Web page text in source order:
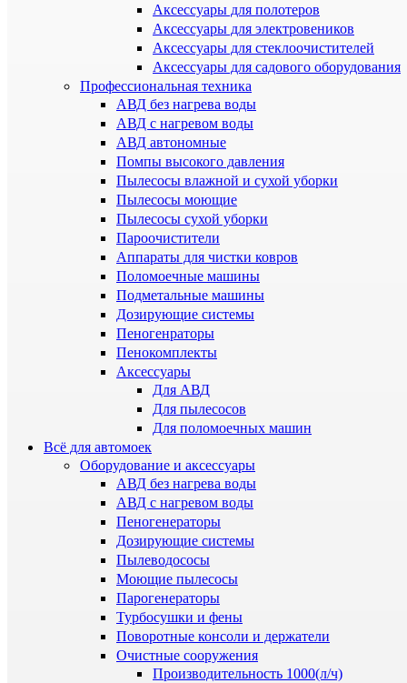
Аксессуары для полотеров
Аксессуары для электровеников
Аксессуары для стеклоочистителей
Аксессуары для садового оборудования
Профессиональная техника
АВД без нагрева воды
АВД с нагревом воды
АВД автономные
Помпы высокого давления
Пылесосы влажной и сухой уборки
Пылесосы моющие
Пылесосы сухой уборки
Пароочистители
Аппараты для чистки ковров
Поломоечные машины
Подметальные машины
Дозирующие системы
Пеногенраторы
Пенокомплекты
Аксессуары
Для АВД
Для пылесосов
Для поломоечных машин
Всё для автомоек
Оборудование и аксессуары
АВД без нагрева воды
АВД с нагревом воды
Пеногенераторы
Дозирующие системы
Пылеводососы
Моющие пылесосы
Парогенераторы
Турбосушки и фены
Поворотные консоли и держатели
Очистные сооружения
Производительность 1000(л/ч)